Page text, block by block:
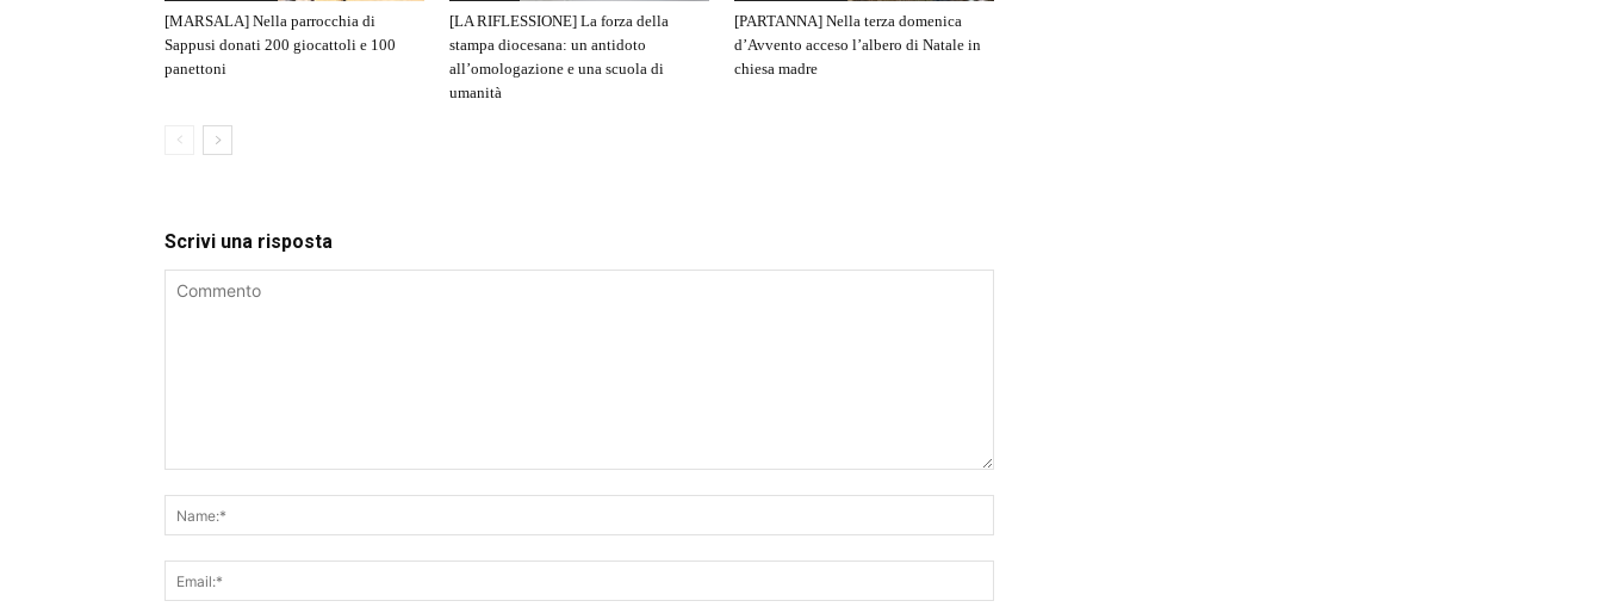
[MARSALA] Nella parrocchia di
Sappusi donati 200 giocattoli e 100
panettoni
[LA RIFLESSIONE] La forza della
stampa diocesana: un antidoto
all’omologazione e una scuola di
umanità
[PARTANNA] Nella terza domenica
d’Avvento acceso l’albero di Natale in
chiesa madre
Scrivi una risposta